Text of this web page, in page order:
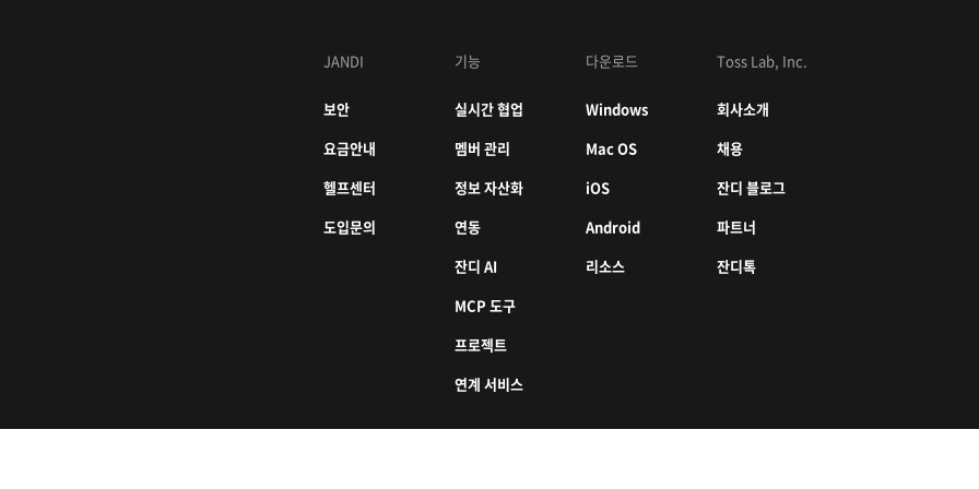
JANDI
보안
요금안내
헬프센터
도입문의
기능
실시간 협업
멤버 관리
정보 자산화
연동
잔디 AI
MCP 도구
프로젝트
연계 서비스
다운로드
Windows
Mac OS
iOS
Android
리소스
Toss Lab, Inc.
회사소개
채용
잔디 블로그
파트너
잔디톡